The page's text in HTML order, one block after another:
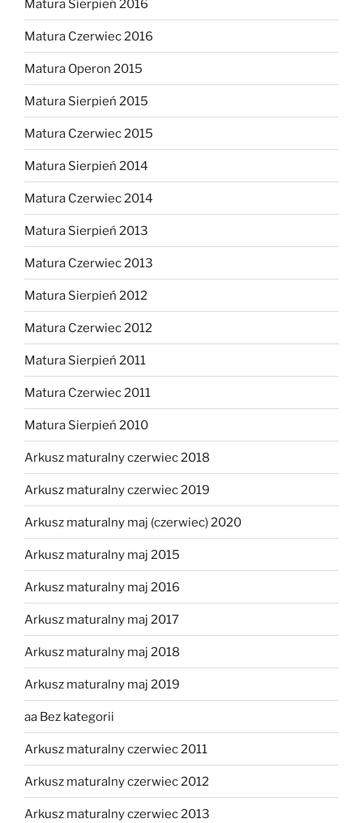
Matura Sierpień 2016
Matura Czerwiec 2016
Matura Operon 2015
Matura Sierpień 2015
Matura Czerwiec 2015
Matura Sierpień 2014
Matura Czerwiec 2014
Matura Sierpień 2013
Matura Czerwiec 2013
Matura Sierpień 2012
Matura Czerwiec 2012
Matura Sierpień 2011
Matura Czerwiec 2011
Matura Sierpień 2010
Arkusz maturalny czerwiec 2018
Arkusz maturalny czerwiec 2019
Arkusz maturalny maj (czerwiec) 2020
Arkusz maturalny maj 2015
Arkusz maturalny maj 2016
Arkusz maturalny maj 2017
Arkusz maturalny maj 2018
Arkusz maturalny maj 2019
aa Bez kategorii
Arkusz maturalny czerwiec 2011
Arkusz maturalny czerwiec 2012
Arkusz maturalny czerwiec 2013